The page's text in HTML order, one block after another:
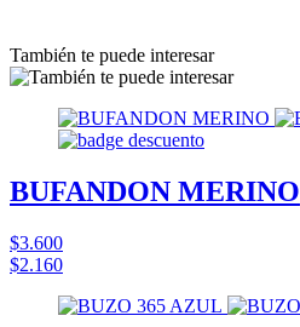
También te puede interesar
BUFANDON MERINO
$3.600
$2.160